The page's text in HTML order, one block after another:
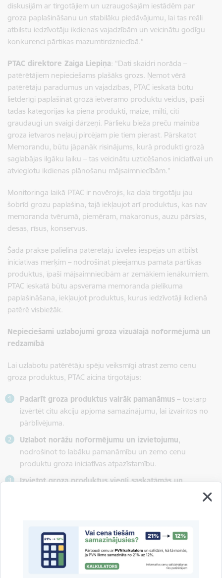
diskusijām ar tirgotājiem un uzraugošajām iestādēm par
groza paplašināšanu un stabilāku piedāvājumu, lai tas reāli
atbilstu iedzīvotāju ikdienas vajadzībām un veicinātu godīgu
konkurenci pārtikas mazumtirdzniecībā.”
PTAC direktore Zaiga Liepiņa: “Dati skaidri norāda –
patērētājiem nepieciešams plašāks grozs. Ņemot vērā
patērētāju paradumus un vajadzības, PTAC ieskatā būtu
lietderīgi paplašināt grozā ietveramo produktu veidus, īpaši
tādās kategorijās kā piena produkti, maize, milti, citi
graudaugi un svaigi dārzeņi. Pārlieku bieža preču mainība
groza ietvaros neļauj pircējam pie tiem pierast. Pārskatot
Memorandu, būtu jāpanāk risinājums, kurā produkti grozā
saglabājas ilgāku laiku – tas veicinātu uzticēšanos iniciatīvai un
atvieglotu ikdienas plānošanu mājsaimniecībām.”
Monitoringa laikā PTAC ir novērojis, ka daļa tirgotāju jau
šobrīd grozu paplašina, tajā iekļaujot arī produktus, kas nav
memoranda tvērumā, piemēram, makaronus, auzu pārslas,
desas, rīsus, konservus.
Šāda prakse palielina patērētāju izvēles iespējas un atbilst
iniciatīvas mērķim – nodrošināt pieejamus pamata pārtikas
produktus, īpaši mājsaimniecībām ar zemākiem ienākumiem.
PTAC ieskatā būtu apsverama memoranda pielikuma
paplašināšana, iekļaujot produktus, kurus iedzīvotāji ikdienā
patērē visbiežāk.
Nepieciešami uzlabojumi groza vizuālajā noformējumā un
redzamībā
Lai uzlabotu patērētāju spēju veiksmīgi atrast zemo cenu
groza produktus, PTAC aicina tirgotājus:
Padarīt groza produktus vairāk pamanāmus – tostarp
izvērtēt citu akciju apjoma samazinājumu, lai izvairītos no
pārblīvējuma.
Uzlabot norāžu noformējumu un izvietojumu,
nodrošinot to labāku pamanāmību un zemo cenu
produktu groza iniciatīvas atpazīstamību.
Izvietot groza produktus viegli saskatāmās un
, lai informācija būtu aktuāla un precīza.
Monitoringa rezultāti rāda, ka zemo cenu groza iniciatīvas
norādes kopumā ir ievērojuši 78% respondentu, kas